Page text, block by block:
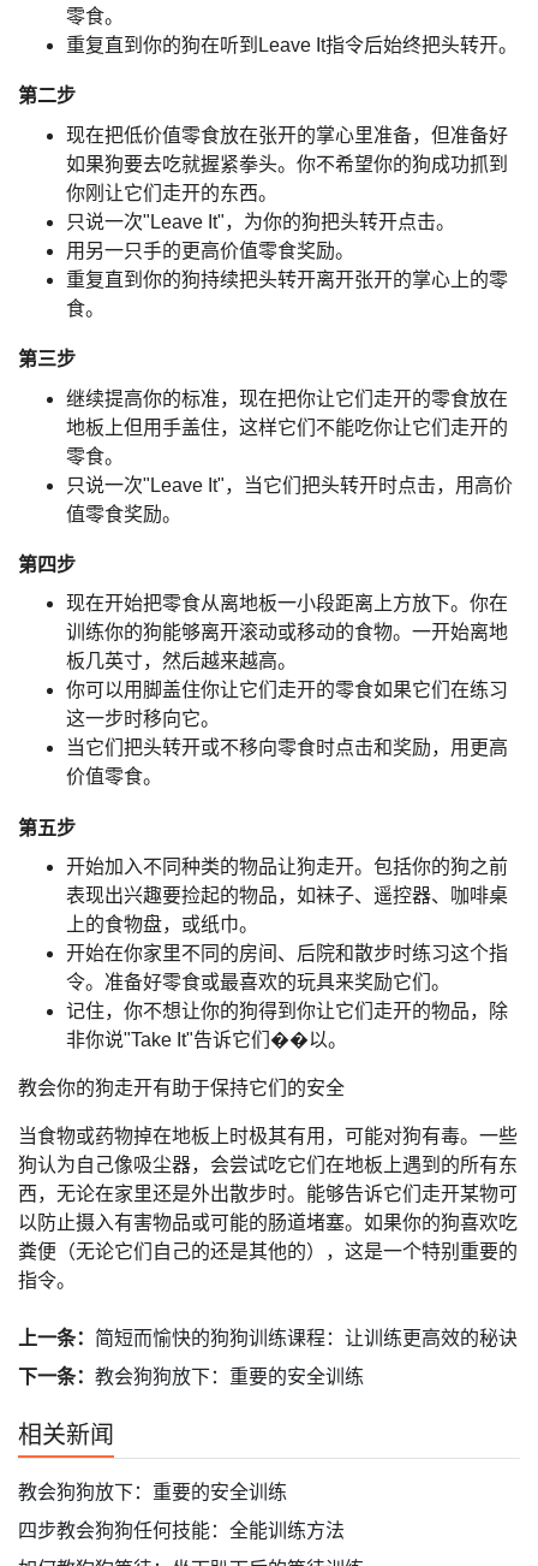
零食。
重复直到你的狗在听到Leave It指令后始终把头转开。
第二步
现在把低价值零食放在张开的掌心里准备，但准备好
如果狗要去吃就握紧拳头。你不希望你的狗成功抓到
你刚让它们走开的东西。
只说一次"Leave It"，为你的狗把头转开点击。
用另一只手的更高价值零食奖励。
重复直到你的狗持续把头转开离开张开的掌心上的零
食。
第三步
继续提高你的标准，现在把你让它们走开的零食放在
地板上但用手盖住，这样它们不能吃你让它们走开的
零食。
只说一次"Leave It"，当它们把头转开时点击，用高价
值零食奖励。
第四步
现在开始把零食从离地板一小段距离上方放下。你在
训练你的狗能够离开滚动或移动的食物。一开始离地
板几英寸，然后越来越高。
你可以用脚盖住你让它们走开的零食如果它们在练习
这一步时移向它。
当它们把头转开或不移向零食时点击和奖励，用更高
价值零食。
第五步
开始加入不同种类的物品让狗走开。包括你的狗之前
表现出兴趣要捡起的物品，如袜子、遥控器、咖啡桌
上的食物盘，或纸巾。
开始在你家里不同的房间、后院和散步时练习这个指
令。准备好零食或最喜欢的玩具来奖励它们。
记住，你不想让你的狗得到你让它们走开的物品，除
非你说"Take It"告诉它们��以。
教会你的狗走开有助于保持它们的安全
当食物或药物掉在地板上时极其有用，可能对狗有毒。一些
狗认为自己像吸尘器，会尝试吃它们在地板上遇到的所有东
西，无论在家里还是外出散步时。能够告诉它们走开某物可
以防止摄入有害物品或可能的肠道堵塞。如果你的狗喜欢吃
粪便（无论它们自己的还是其他的），这是一个特别重要的
指令。
上一条： 简短而愉快的狗狗训练课程：让训练更高效的秘诀
下一条： 教会狗狗放下：重要的安全训练
相关新闻
教会狗狗放下：重要的安全训练
四步教会狗狗任何技能：全能训练方法